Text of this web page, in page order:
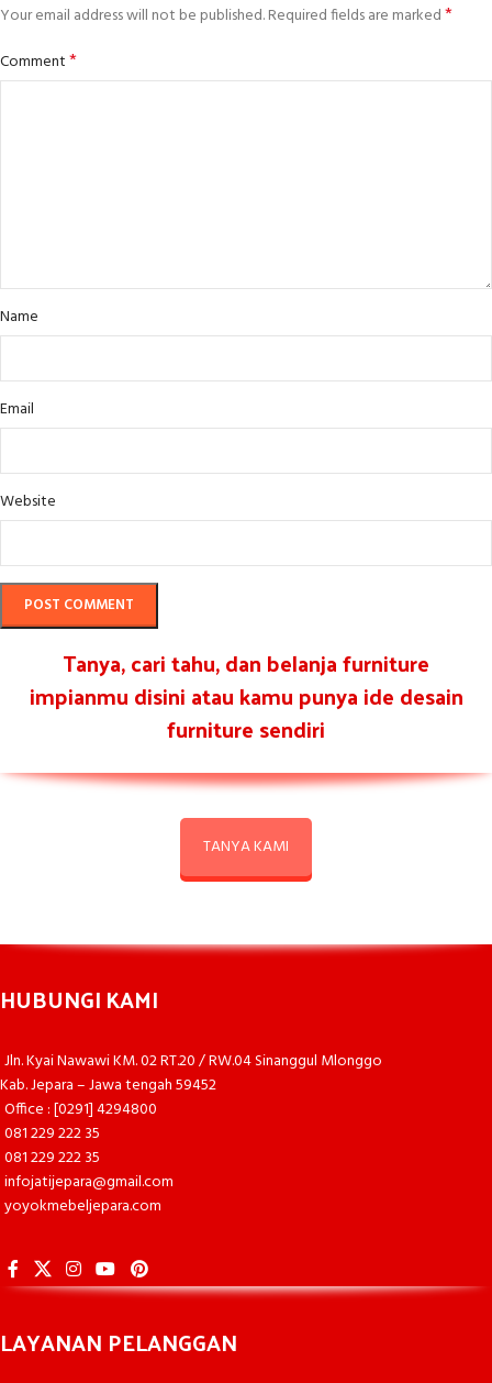
Your email address will not be published.Required fields are marked*
Comment*
Name
Email
Website
Tanya, cari tahu, dan belanja furniture
impianmu disini atau kamu punya ide desain
furniture sendiri
TANYA KAMI
HUBUNGI KAMI
Jln. Kyai Nawawi KM. 02 RT.20 / RW.04 Sinanggul Mlonggo
Kab. Jepara – Jawa tengah 59452
Office : [0291] 4294800
081 229 222 35
081 229 222 35
infojatijepara@gmail.com
yoyokmebeljepara.com
LAYANAN PELANGGAN